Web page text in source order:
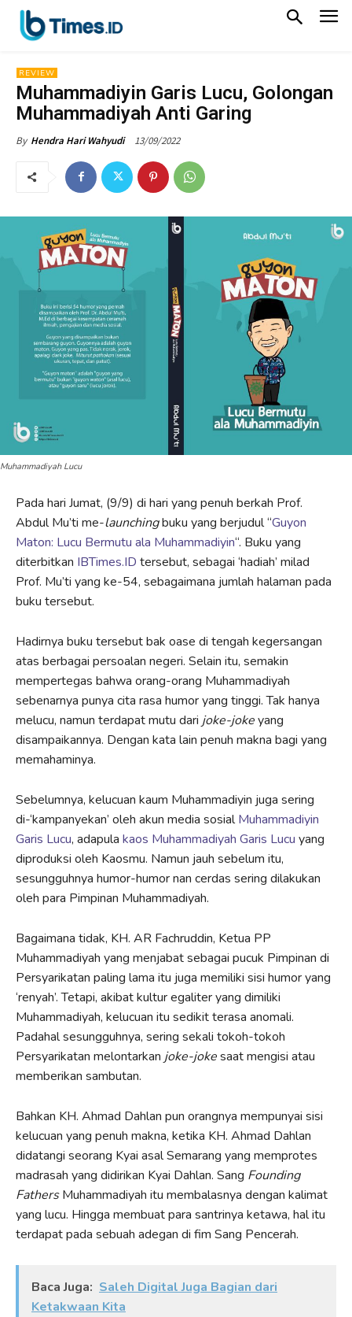
REVIEW
Muhammadiyin Garis Lucu, Golongan
Muhammadiyah Anti Garing
By Hendra Hari Wahyudi 13/09/2022
Muhammadiyah Lucu
Pada hari Jumat, (9/9) di hari yang penuh berkah Prof.
Abdul Mu’ti me-launchingbuku yang berjudul “Guyon
Maton: Lucu Bermutu ala Muhammadiyin“. Buku yang
diterbitkan IBTimes.ID tersebut, sebagai ‘hadiah’ milad
Prof. Mu’ti yang ke-54, sebagaimana jumlah halaman pada
buku tersebut.
Hadirnya buku tersebut bak oase di tengah kegersangan
atas berbagai persoalan negeri. Selain itu, semakin
mempertegas bahwa orang-orang Muhammadiyah
sebenarnya punya cita rasa humor yang tinggi. Tak hanya
melucu, namun terdapat mutu dari joke-jokeyang
disampaikannya. Dengan kata lain penuh makna bagi yang
memahaminya.
Sebelumnya, kelucuan kaum Muhammadiyin juga sering
di-‘kampanyekan’ oleh akun media sosialMuhammadiyin
Garis Lucu, adapula kaos Muhammadiyah Garis Lucu yang
diproduksi oleh Kaosmu. Namun jauh sebelum itu,
sesungguhnya humor-humor nan cerdas sering dilakukan
oleh para Pimpinan Muhammadiyah.
Bagaimana tidak, KH. AR Fachruddin, Ketua PP
Muhammadiyah yang menjabat sebagai pucuk Pimpinan di
Persyarikatan paling lama itu juga memiliki sisi humor yang
‘renyah’. Tetapi, akibat kultur egaliter yang dimiliki
Muhammadiyah, kelucuan itu sedikit terasa anomali.
Padahal sesungguhnya, sering sekali tokoh-tokoh
Persyarikatan melontarkan joke-jokesaat mengisi atau
memberikan sambutan.
Bahkan KH. Ahmad Dahlan pun orangnya mempunyai sisi
kelucuan yang penuh makna, ketika KH. Ahmad Dahlan
didatangi seorang Kyai asal Semarang yang memprotes
madrasah yang didirikan Kyai Dahlan. Sang Founding
FathersMuhammadiyah itu membalasnya dengan kalimat
yang lucu. Hingga membuat para santrinya ketawa, hal itu
terdapat pada sebuah adegan di fim Sang Pencerah.
Baca Juga: Saleh Digital Juga Bagian dari
Ketakwaan Kita